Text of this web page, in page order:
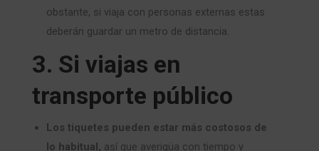
obstante, si viaja con personas externas estas
deberán guardar un metro de distancia.
3. Si viajas en
transporte público
Los tiquetes pueden estar más costosos de
lo habitual, así que averigüa con tiempo y